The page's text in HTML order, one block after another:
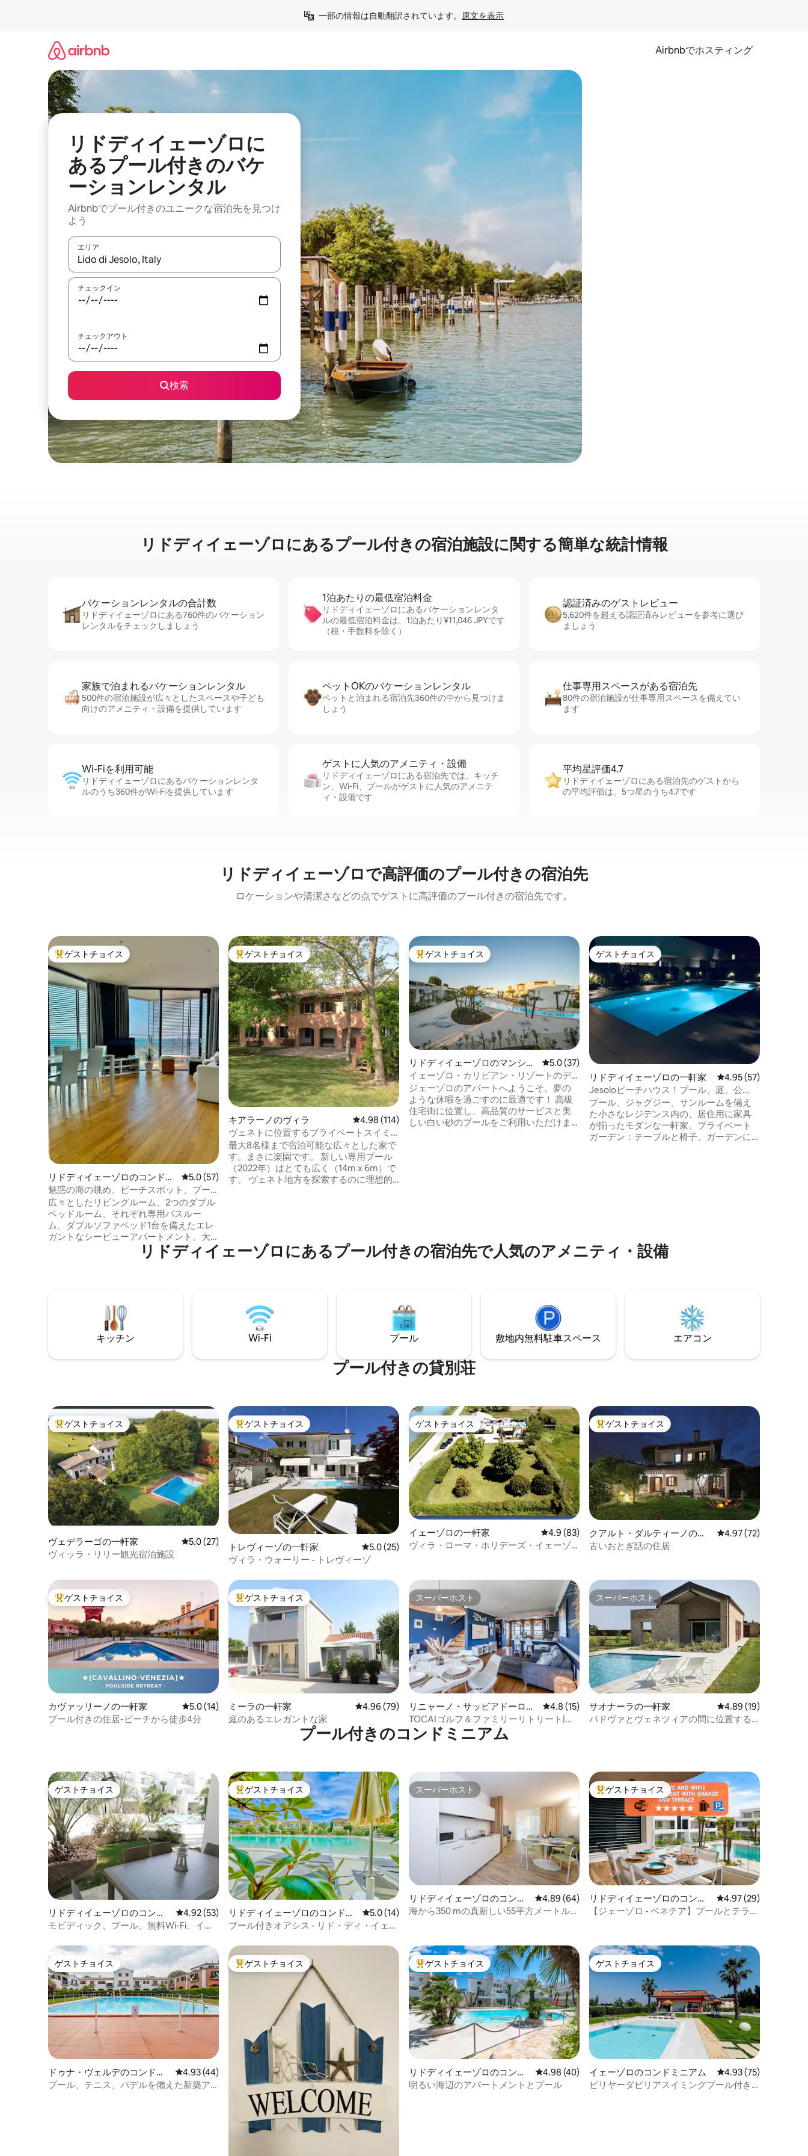
一部の情報は自動翻訳されています。 原文を表示
Airbnbでホスティング
リドディイェーゾロに
あるプール付きのバケ
ーションレンタル
Airbnbでプール付きのユニークな宿泊先を見つけ
よう
エリア
検索結果が表示されたら、上下の矢印キーを使って移動するか、画面をタッチまたはスワイプして検索結果を確認することができます。
チェックイン
チェックアウト
検索
リドディイェーゾロに⁠あ⁠るプ⁠ー⁠ル⁠付⁠き⁠の宿⁠泊⁠施⁠設⁠に関⁠す⁠る簡⁠単⁠な統⁠計⁠情⁠報
バケーションレ⁠ン⁠タ⁠ル⁠の合⁠計⁠数
リドディイェーゾロにある760件のバケーション
レンタルをチェックしましょう
1泊あたりの最⁠低⁠宿⁠泊⁠料⁠金
リドディイェーゾロにあるバケーションレンタ
ルの最低宿泊料金は、1泊あたり¥11,046 JPYです
（税・手数料を除く）
認証済みのゲ⁠ス⁠ト⁠レ⁠ビ⁠ュ⁠ー
5,620件を超える認証済みレビューを参考に選び
ましょう
家族で泊まれるバ⁠ケ⁠ー⁠シ⁠ョ⁠ンレ⁠ン⁠タ⁠ル
500件の宿泊施設が広々としたスペースや子ども
向けのアメニティ・設備を提供しています
ペットOKのバ⁠ケ⁠ー⁠シ⁠ョ⁠ンレ⁠ン⁠タ⁠ル
ペットと泊まれる宿泊先360件の中から見つけま
しょう
仕事専用ス⁠ペ⁠ー⁠スがあ⁠る宿⁠泊⁠先
80件の宿泊施設が仕事専用スペースを備えてい
ます
Wi-Fiを利⁠用⁠可⁠能
リドディイェーゾロにあるバケーションレンタ
ルのうち360件がWi-Fiを提供しています
ゲストに人⁠気⁠のア⁠メ⁠ニ⁠テ⁠ィ・設⁠備
リドディイェーゾロにある宿泊先では、キッチ
ン、Wi-Fi、プールがゲストに人気のアメニテ
ィ・設備です
平均星評価4.7
リドディイェーゾロにある宿泊先のゲストから
の平均評価は、5つ星のうち4.7です
リドディイェーゾロで高評価のプール付きの宿泊先
ロケーションや清潔さなどの点でゲストに高評価のプール付きの宿泊先です。
大好評のゲストチョイスです。
ゲストチョイス
リドディイェーゾロのコンドミ
ニアム
レビュー57件、5つ星中5.0つ星の平均評価
5.0 (57)
魅惑の海の眺め、ビーチスポット、プー
ル
広々としたリビングルーム、2つのダブル
ベッドルーム、それぞれ専用バスルー
ム、ダブルソファベッド1台を備えたエレ
ガントなシービューアパートメント。大
きなテラス。 アパートは、Jesoloのシン
ボルの1つであるAquileiaタワーの14階に
1台）が含まれています。 1つの地下駐車
場。アパートはイェゾロの中心であるマ
ッツィーニ広場から数メートル、ビーチ
から徒歩5分の場所にあります。
大好評のゲストチョイスです。
ゲストチョイス
キアラーノのヴィラ レビュー114件、5つ星中4.98つ星の平均評価
4.98 (114)
ヴェネトに位置するプライベートスイミ
ングプール付きの大邸宅
最大8名様まで宿泊可能な広々とした家で
す。まさに楽園です。 新しい専用プール
（2022年）はとても広く（14m x 6m）で
す。 ヴェネト地方を探索するのに理想的
私たちの家は、手つかずの自然の中での
んびりとした休日を過ごしたい方に最適
大好評のゲストチョイスです。
ゲストチョイス
リドディイェーゾロのマンショ
ン・アパート
レビュー37件、5つ星中5.0つ星の平均評価
5.0 (37)
イェーゾロ・カリビアン・リゾートのデ
ザイナーズアパートメント
ジェーゾロのアパートへようこそ。夢の
ような休暇を過ごすのに最適です！ 高級
住宅街に位置し、高品質のサービスと美
しい白い砂のプールをご利用いただけま
ゲストチョイス
ゲストチョイス
リドディイェーゾロの一軒家 レビュー57件、5つ
4.95 (57)
Jesoloビーチハウス！プール、庭、公
園！
プール、ジャグジー、サンルームを備え
た小さなレジデンス内の、居住用に家具
が揃ったモダンな一軒家。プライベート
ガーデン：テーブルと椅子、ガーデンに
リドディイェーゾロにあるプール付きの宿泊先で人気のアメニティ・設備
キッチン Wi-Fi プール 敷地内無料駐⁠車ス⁠ペ⁠ー⁠ス エアコン
プール付きの貸別荘
大好評のゲストチョイスです。
ゲストチョイス
ヴェデラーゴの一軒家 レビュー27件、5つ星中5.0つ星の平均評価
5.0 (27)
ヴィッラ・リリー観光宿泊施設
大好評のゲストチョイスです。
ゲストチョイス
トレヴィーゾの一軒家 レビュー25件、5つ星中5.0つ星の平均評価
5.0 (25)
ヴィラ・ウォーリー - トレヴィーゾ
ゲストチョイス
ゲストチョイス
イェーゾロの一軒家 レビュー83件、5つ星中4.9つ星の平均評価
4.9 (83)
ヴィラ・ローマ・ホリデーズ・イェーゾ
大好評のゲストチョイスです。
ゲストチョイス
クアルト・ダルティーノの一
軒家
レビュー72件、5つ
4.97 (72)
古いおとぎ話の住居
大好評のゲストチョイスです。
ゲストチョイス
カヴァッリーノの一軒家 レビュー14件、5つ星中5.0つ星の平均評価
5.0 (14)
プール付きの住居-ビーチから徒歩4分
大好評のゲストチョイスです。
ゲストチョイス
ミーラの一軒家 レビュー79件、5つ星中4.96つ星の平均評価
4.96 (79)
庭のあるエレガントな家
スーパーホスト
スーパーホスト
リニャーノ・サッビアドーロの
一軒家
レビュー15件、5つ星中4.8つ星の平均評価
4.8 (15)
TOCAIゴルフ＆ファミリーリトリート|ボ
ーホー、ゴルフカート、プール
スーパーホスト
スーパーホスト
サオナーラの一軒家 レビュー19件、5つ
4.89 (19)
パドヴァとヴェネツィアの間に位置する
プール付きのコンドミニアム
ゲストチョイス
ゲストチョイス
リドディイェーゾロのコンド
ミニアム
レビュー53件、5つ星中4.92つ星の平均評価
4.92 (53)
モビディック、プール、無料Wi-Fi、イェ
大好評のゲストチョイスです。
ゲストチョイス
リドディイェーゾロのコンドミ
ニアム
レビュー14件、5つ星中5.0つ星の平均評価
5.0 (14)
プール付きオアシス - リド・ディ・イェゾ
スーパーホスト
スーパーホスト
リドディイェーゾロのコンド
ミニアム
レビュー64件、5つ星中4.89つ星の平均評価
4.89 (64)
海から350 mの真新しい55平方メートルの
大好評のゲストチョイスです。
ゲストチョイス
リドディイェーゾロのコンド
ミニアム
レビュー29件、5つ星
4.97 (29)
【ジェーゾロ - ベネチア】プールとテラス
ゲストチョイス
ゲストチョイス
ドゥナ・ヴェルデのコンドミ
ニアム
レビュー44件、5つ星中4.93つ星の平均評価
4.93 (44)
プール、テニス、パデルを備えた新築ア
大好評のゲストチョイスです。
ゲストチョイス 大好評のゲストチョイスです。
ゲストチョイス
リドディイェーゾロのコンド
ミニアム
レビュー40件、5つ星中4.98つ星の平均評価
4.98 (40)
明るい海辺のアパートメントとプール
ゲストチョイス
ゲストチョイス
イェーゾロのコンドミニアム レビュー75件、5つ
4.93 (75)
ビリヤーダビリアスイミングプール付き